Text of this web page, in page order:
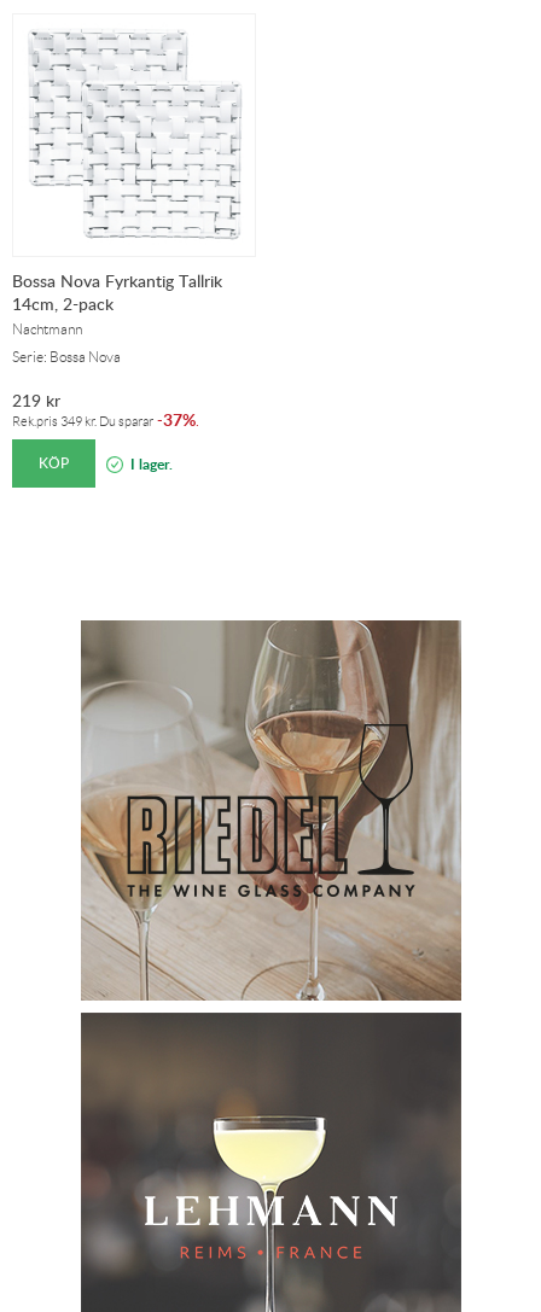
Bossa Nova Fyrkantig Tallrik
14cm, 2-pack
Nachtmann
Serie: Bossa Nova
219 kr
Rek.pris 349 kr. Du sparar -37%
KÖP I lager.